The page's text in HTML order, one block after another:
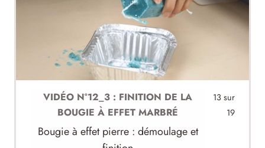
13 sur
19
VIDÉO N°12_3 : FINITION DE LA
BOUGIE À EFFET MARBRÉ
Bougie à effet pierre : démoulage et